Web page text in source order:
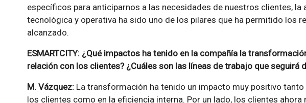
específicos para anticiparnos a las necesidades de nuestros clientes, la
tecnológica y operativa ha sido uno de los pilares que ha permitido los
alcanzado.
ESMARTCITY: ¿Qué impactos ha tenido en la compañía la
relación con los clientes? ¿Cuáles son las líneas de trabajo que seguirá
M. Vázquez:La transformación ha tenido un impacto muy positivo
los clientes como en la eficiencia interna. Por un lado, los clientes ahora